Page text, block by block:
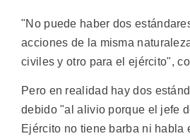
"No puede haber dos
acciones de la misma
civiles y otro para el ejército",
Pero en realidad hay dos
debido "al alivio porque el jefe
Ejército no tiene barba ni habla